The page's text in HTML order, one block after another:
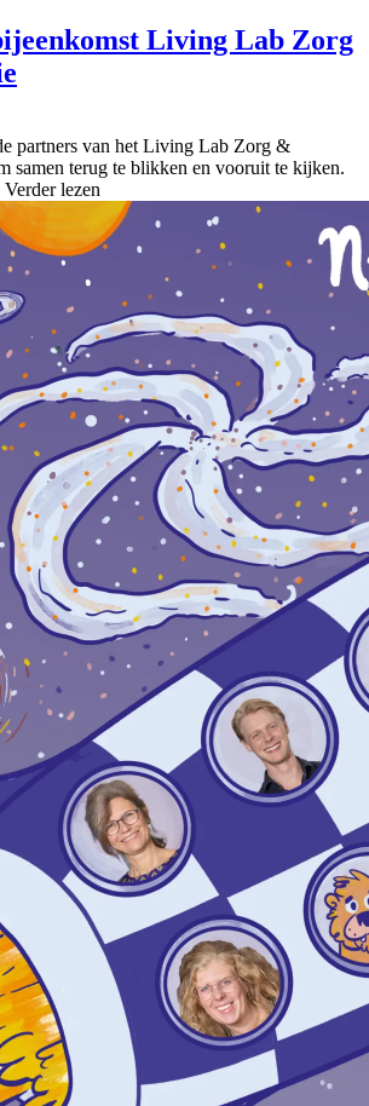
Living Lab Zorg
partners van het Living Lab Zorg &
samen terug te blikken en vooruit te kijken.
Verder lezen